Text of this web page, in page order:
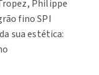
Philippe
fino SPI
sua estética: